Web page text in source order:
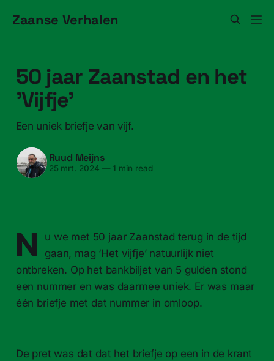
Zaanse Verhalen
50 jaar Zaanstad en het
'Vijfje'
Een uniek briefje van vijf.
Ruud Meijns
25 mrt. 2024 —1 min read
N
u we met 50 jaar Zaanstad terug in de tijd
gaan, mag ‘Het vijfje’ natuurlijk niet
ontbreken. Op het bankbiljet van 5 gulden stond
een nummer en was daarmee uniek. Er was maar
één briefje met dat nummer in omloop.
De pret was dat dat het briefje op een in de krant